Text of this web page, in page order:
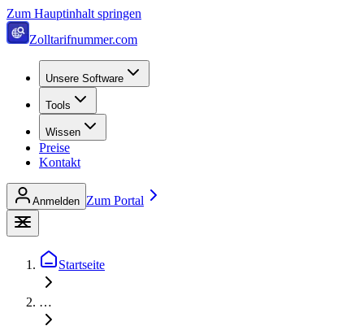
Zum Hauptinhalt springen
Zolltarifnummer.com
Unsere Software
Tools
Wissen
Preise
Kontakt
Anmelden Zum Portal
Startseite
…